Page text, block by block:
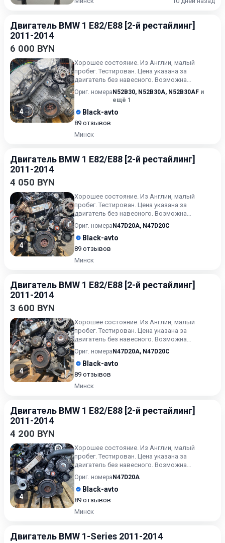
Двигатель BMW 1 E82/E88 [2-й рестайлинг]
2011-2014
6 000 BYN
4
Хорошее состояние. Из Англии, малый
пробег. Тестирован. Цена указана за
двигатель без навесного. Возможна
продажа в сборе. Цену в сборе уточ...
Ориг. номера N52B30, N52B30A, N52B30AF и
ещё 1
Black-avto
89 отзывов
Минск
Двигатель BMW 1 E82/E88 [2-й рестайлинг]
2011-2014
4 050 BYN
4
Хорошее состояние. Из Англии, малый
пробег. Тестирован. Цена указана за
двигатель без навесного. Возможна
продажа в сборе. Цену в сборе уточ...
Ориг. номера N47D20A, N47D20C
Black-avto
89 отзывов
Минск
Двигатель BMW 1 E82/E88 [2-й рестайлинг]
2011-2014
3 600 BYN
4
Хорошее состояние. Из Англии, малый
пробег. Тестирован. Цена указана за
двигатель без навесного. Возможна
продажа в сборе. Цену в сборе уточ...
Ориг. номера N47D20A, N47D20C
Black-avto
89 отзывов
Минск
Двигатель BMW 1 E82/E88 [2-й рестайлинг]
2011-2014
4 200 BYN
4
Хорошее состояние. Из Англии, малый
пробег. Тестирован. Цена указана за
двигатель без навесного. Возможна
продажа в сборе. Цену в сборе уточ...
Ориг. номера N47D20A
Black-avto
89 отзывов
Минск
Двигатель BMW 1-Series 2011-2014